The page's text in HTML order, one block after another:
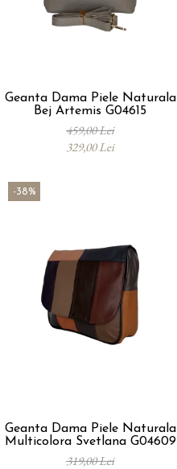
Geanta Dama Piele Naturala
Bej Artemis G04615
459,00 Lei
329,00 Lei
-38%
Geanta Dama Piele Naturala
Multicolora Svetlana G04609
319,00 Lei